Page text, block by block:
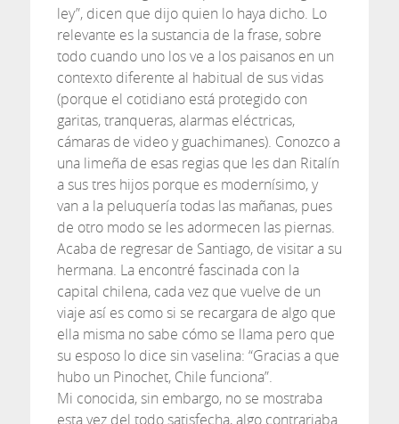
ley”, dicen que dijo quien lo haya dicho. Lo
relevante es la sustancia de la frase, sobre
todo cuando uno los ve a los paisanos en un
contexto diferente al habitual de sus vidas
(porque el cotidiano está protegido con
garitas, tranqueras, alarmas eléctricas,
cámaras de video y guachimanes). Conozco a
una limeña de esas regias que les dan Ritalín
a sus tres hijos porque es modernísimo, y
van a la peluquería todas las mañanas, pues
de otro modo se les adormecen las piernas.
Acaba de regresar de Santiago, de visitar a su
hermana. La encontré fascinada con la
capital chilena, cada vez que vuelve de un
viaje así es como si se recargara de algo que
ella misma no sabe cómo se llama pero que
su esposo lo dice sin vaselina: “Gracias a que
hubo un Pinochet, Chile funciona”.
Mi conocida, sin embargo, no se mostraba
esta vez del todo satisfecha, algo contrariaba